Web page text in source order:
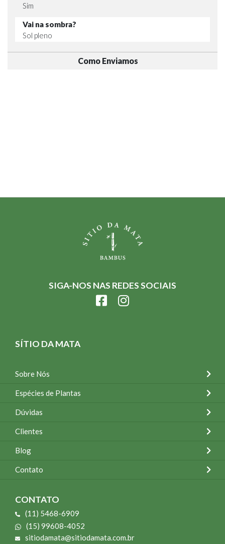
Sim
Vai na sombra?
Sol pleno
Como Enviamos
SIGA-NOS NAS REDES SOCIAIS
SÍTIO DA MATA
Sobre Nós
Espécies de Plantas
Dúvidas
Clientes
Blog
Contato
CONTATO
(11) 5468-6909
(15) 99608-4052
sitiodamata@sitiodamata.com.br